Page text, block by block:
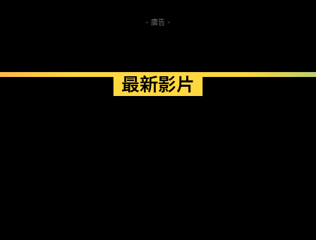
- 廣告 -
最新影片